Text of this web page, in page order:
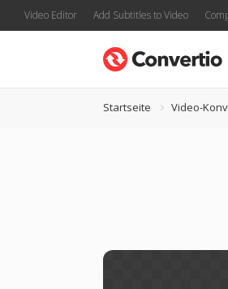
Video Editor Add Subtitles to Video
Startseite Video-